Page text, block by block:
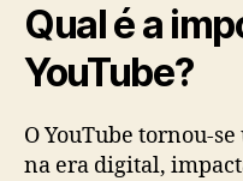
Qual é a
YouTube?
O YouTube tornou-
na era digital,